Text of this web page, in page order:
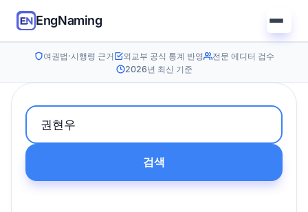
EngNaming
여권법·시행령 근거 외교부 공식 통계 반영
전문 에디터 검수
2026년 최신 기준
검색